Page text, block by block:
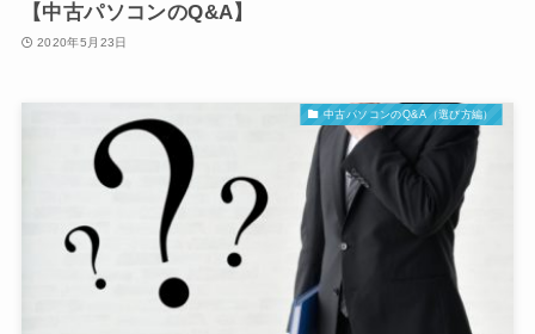
【中古パソコンのQ&A】
2020年5月23日
中古パソコンのQ&A（選び方編）